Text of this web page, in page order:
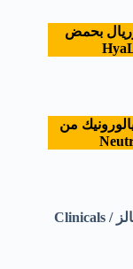
بحمض
من
لوشن هيالورونيك اسيد من ادفانس كلينكالز / Clinicals